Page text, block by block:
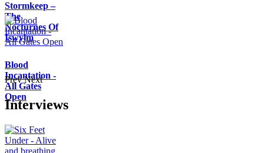
Stormkeep –
The
Nocturnes Of
Iswylm
Blood
Incantation -
All Gates
Open
Prev Next
Interviews